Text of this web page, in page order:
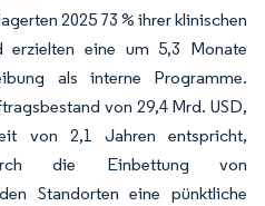
2025 73 % ihrer klinischen
erzielten eine um 5,3 Monate
als interne Programme.
von 29,4 Mrd. USD,
von 2,1 Jahren entspricht,
die Einbettung von
Standorten eine pünktliche